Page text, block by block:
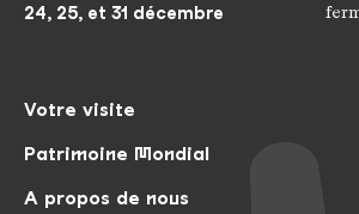
Votre visite
Patrimoine Mondial
A propos de nous
24, 25, et 31 décembre